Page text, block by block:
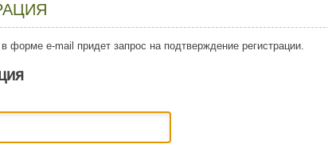
форме e-mail придет запрос на подтверждение регистрации.